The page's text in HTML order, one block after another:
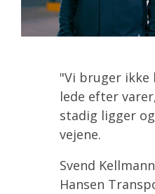
"Vi bruger
lede efter
stadig ligger
vejene.
Svend
Hansen